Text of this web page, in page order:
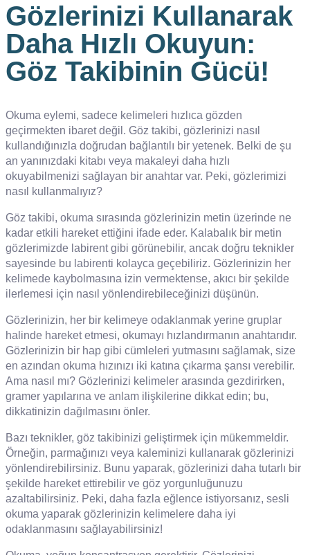
Gözlerinizi Kullanarak
Daha Hızlı Okuyun:
Göz Takibinin Gücü!
Okuma eylemi, sadece kelimeleri hızlıca gözden
geçirmekten ibaret değil. Göz takibi, gözlerinizi nasıl
kullandığınızla doğrudan bağlantılı bir yetenek. Belki de şu
an yanınızdaki kitabı veya makaleyi daha hızlı
okuyabilmenizi sağlayan bir anahtar var. Peki, gözlerimizi
nasıl kullanmalıyız?
Göz takibi, okuma sırasında gözlerinizin metin üzerinde ne
kadar etkili hareket ettiğini ifade eder. Kalabalık bir metin
gözlerimizde labirent gibi görünebilir, ancak doğru teknikler
sayesinde bu labirenti kolayca geçebiliriz. Gözlerinizin her
kelimede kaybolmasına izin vermektense, akıcı bir şekilde
ilerlemesi için nasıl yönlendirebileceğinizi düşünün.
Gözlerinizin, her bir kelimeye odaklanmak yerine gruplar
halinde hareket etmesi, okumayı hızlandırmanın anahtarıdır.
Gözlerinizin bir hap gibi cümleleri yutmasını sağlamak, size
en azından okuma hızınızı iki katına çıkarma şansı verebilir.
Ama nasıl mı? Gözlerinizi kelimeler arasında gezdirirken,
gramer yapılarına ve anlam ilişkilerine dikkat edin; bu,
dikkatinizin dağılmasını önler.
Bazı teknikler, göz takibinizi geliştirmek için mükemmeldir.
Örneğin, parmağınızı veya kaleminizi kullanarak gözlerinizi
yönlendirebilirsiniz. Bunu yaparak, gözlerinizi daha tutarlı bir
şekilde hareket ettirebilir ve göz yorgunluğunuzu
azaltabilirsiniz. Peki, daha fazla eğlence istiyorsanız, sesli
okuma yaparak gözlerinizin kelimelere daha iyi
odaklanmasını sağlayabilirsiniz!